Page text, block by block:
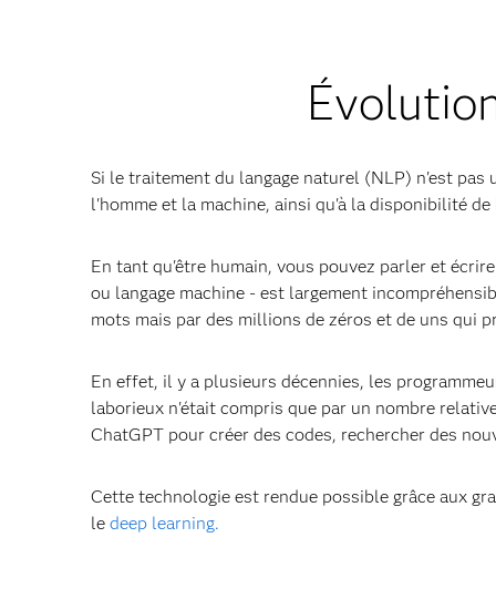
Si le traitement du langage naturel (NLP) n'est
l'homme et la machine, ainsi qu'à la disponibilité de
En tant qu'être humain, vous pouvez parler et
ou langage machine - est largement
mots mais par des millions de zéros et de uns qui
En effet, il y a plusieurs décennies, les
laborieux n'était compris que par un nombre
ChatGPT pour créer des codes, rechercher des
Cette technologie est rendue possible grâce aux
le deep learning.